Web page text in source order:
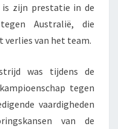
is zijn prestatie in de
Australië, die
verlies van het team.
was tijdens de
tegen
vaardigheden
van de